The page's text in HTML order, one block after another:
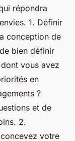
répondra
1. Définir
conception de
bien définir
vous avez
en
?
et de
2.
votre